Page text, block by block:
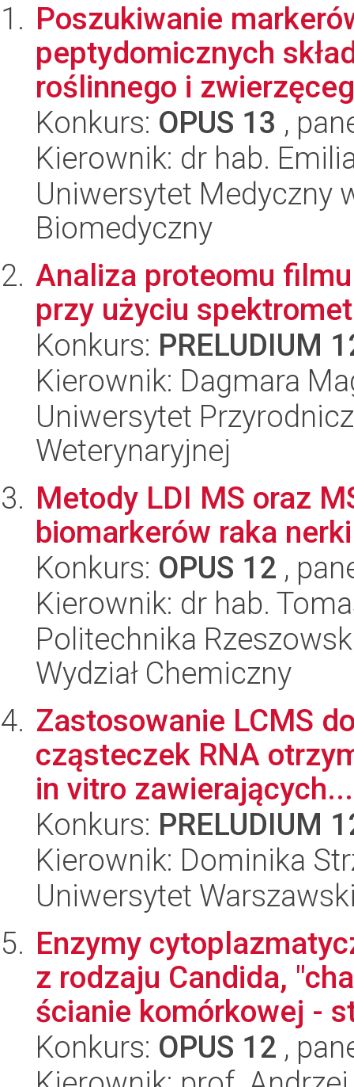
Poszukiwanie
peptydomicznych
roślinnego i
Konkurs: OPUS 13 ,
Kierownik: dr hab.
Uniwersytet Medyczny
Biomedyczny
Analiza proteomu
przy użyciu
Konkurs: PRELUDIUM
Kierownik: Dagmara
Uniwersytet
Weterynaryjnej
Metody LDI MS oraz
biomarkerów raka nerki
Konkurs: OPUS 12 ,
Kierownik: dr hab.
Politechnika
Wydział Chemiczny
Zastosowanie LCMS
cząsteczek RNA
in vitro zawierających...
Konkurs: PRELUDIUM
Kierownik: Dominika
Uniwersytet
Enzymy
z rodzaju Candida,
ścianie komórkowej -
Konkurs: OPUS 12 ,